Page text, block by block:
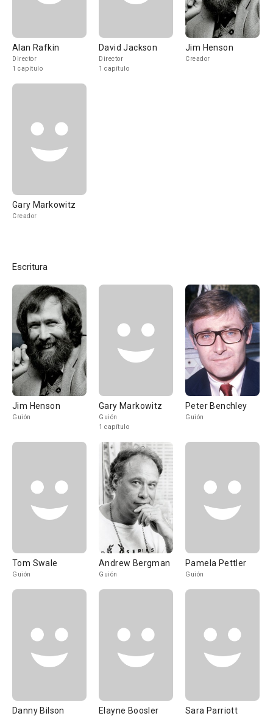
Alan Rafkin
Director
1 capítulo
David Jackson
Director
1 capítulo
Jim Henson
Creador
Gary Markowitz
Creador
Escritura
Jim Henson
Guión
Gary Markowitz
Guión
1 capítulo
Peter Benchley
Guión
Tom Swale
Guión
Andrew Bergman
Guión
Pamela Pettler
Guión
Danny Bilson Elayne Boosler Sara Parriott